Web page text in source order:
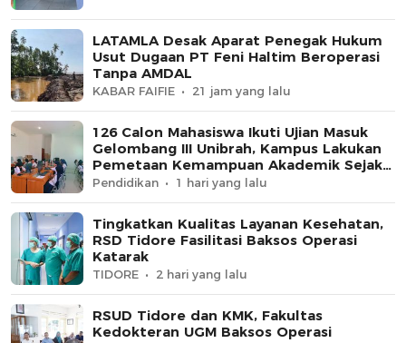
LATAMLA Desak Aparat Penegak Hukum
Usut Dugaan PT Feni Haltim Beroperasi
Tanpa AMDAL
KABAR FAIFIE 21 jam yang lalu
126 Calon Mahasiswa Ikuti Ujian Masuk
Gelombang III Unibrah, Kampus Lakukan
Pemetaan Kemampuan Akademik Sejak
Awal
Pendidikan 1 hari yang lalu
Tingkatkan Kualitas Layanan Kesehatan,
RSD Tidore Fasilitasi Baksos Operasi
Katarak
TIDORE 2 hari yang lalu
RSUD Tidore dan KMK, Fakultas
Kedokteran UGM Baksos Operasi